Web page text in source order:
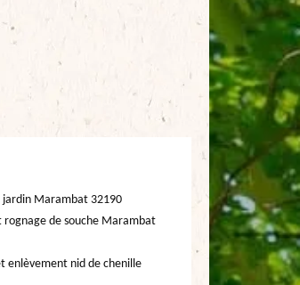
Marambat 32190
rognage de souche Marambat
enlèvement nid de chenille